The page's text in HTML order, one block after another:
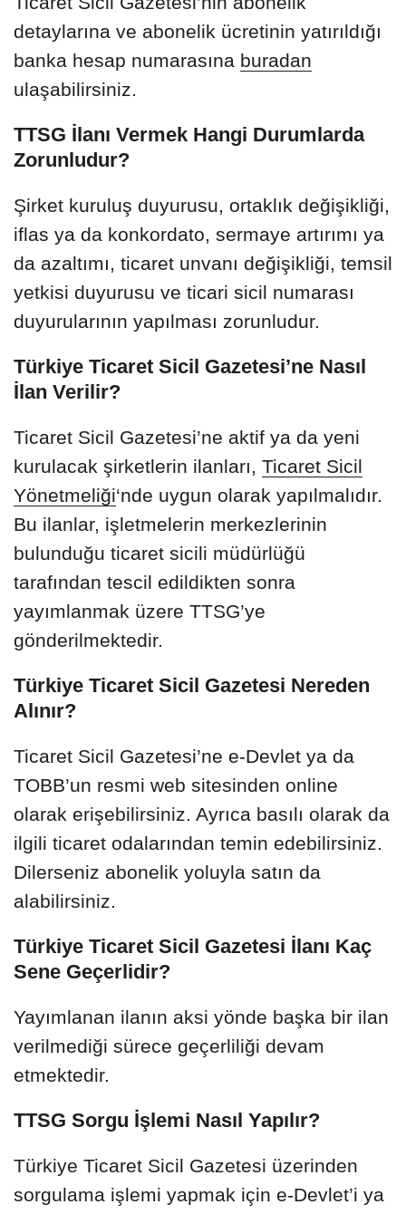
detaylarına ve abonelik ücretinin yatırıldığı
banka hesap numarasına buradan
ulaşabilirsiniz.
TTSG İlanı Vermek Hangi Durumlarda
Zorunludur?
Şirket kuruluş duyurusu, ortaklık değişikliği,
iflas ya da konkordato, sermaye artırımı ya
da azaltımı, ticaret unvanı değişikliği, temsil
yetkisi duyurusu ve ticari sicil numarası
duyurularının yapılması zorunludur.
Türkiye Ticaret Sicil Gazetesi’ne Nasıl
İlan Verilir?
Ticaret Sicil Gazetesi’ne aktif ya da yeni
kurulacak şirketlerin ilanları, Ticaret Sicil
Yönetmeliği‘nde uygun olarak yapılmalıdır.
Bu ilanlar, işletmelerin merkezlerinin
bulunduğu ticaret sicili müdürlüğü
tarafından tescil edildikten sonra
yayımlanmak üzere TTSG’ye
gönderilmektedir.
Türkiye Ticaret Sicil Gazetesi Nereden
Alınır?
Ticaret Sicil Gazetesi’ne e-Devlet ya da
TOBB’un resmi web sitesinden online
olarak erişebilirsiniz. Ayrıca basılı olarak da
ilgili ticaret odalarından temin edebilirsiniz.
Dilerseniz abonelik yoluyla satın da
alabilirsiniz.
Türkiye Ticaret Sicil Gazetesi İlanı Kaç
Sene Geçerlidir?
Yayımlanan ilanın aksi yönde başka bir ilan
verilmediği sürece geçerliliği devam
etmektedir.
TTSG Sorgu İşlemi Nasıl Yapılır?
Türkiye Ticaret Sicil Gazetesi üzerinden
sorgulama işlemi yapmak için e-Devlet’i ya